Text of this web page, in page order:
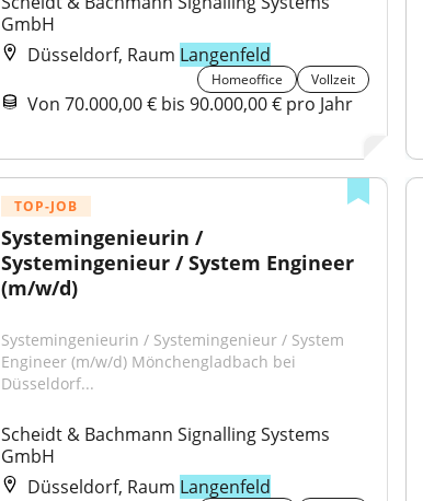
GmbH
Düsseldorf, Raum Langenfeld
Homeoffice Vollzeit
Von 70.000,00 € bis 90.000,00 € pro Jahr
TOP-JOB
Systemingenieurin /
Systemingenieur / System Engineer
(m/w/d)
Systemingenieurin / Systemingenieur / System
Engineer (m/w/d) Mönchengladbach bei
Düsseldorf...
Scheidt & Bachmann Signalling Systems
GmbH
Düsseldorf, Raum Langenfeld